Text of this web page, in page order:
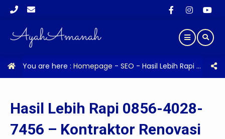
You are here : Homepage - SEO - Hasil Lebih Rapi 0856-4028-7456 – Kontraktor Renovasi Kamar Tidur di Semarang Kendal
Hasil Lebih Rapi 0856-4028-
7456 – Kontraktor Renovasi